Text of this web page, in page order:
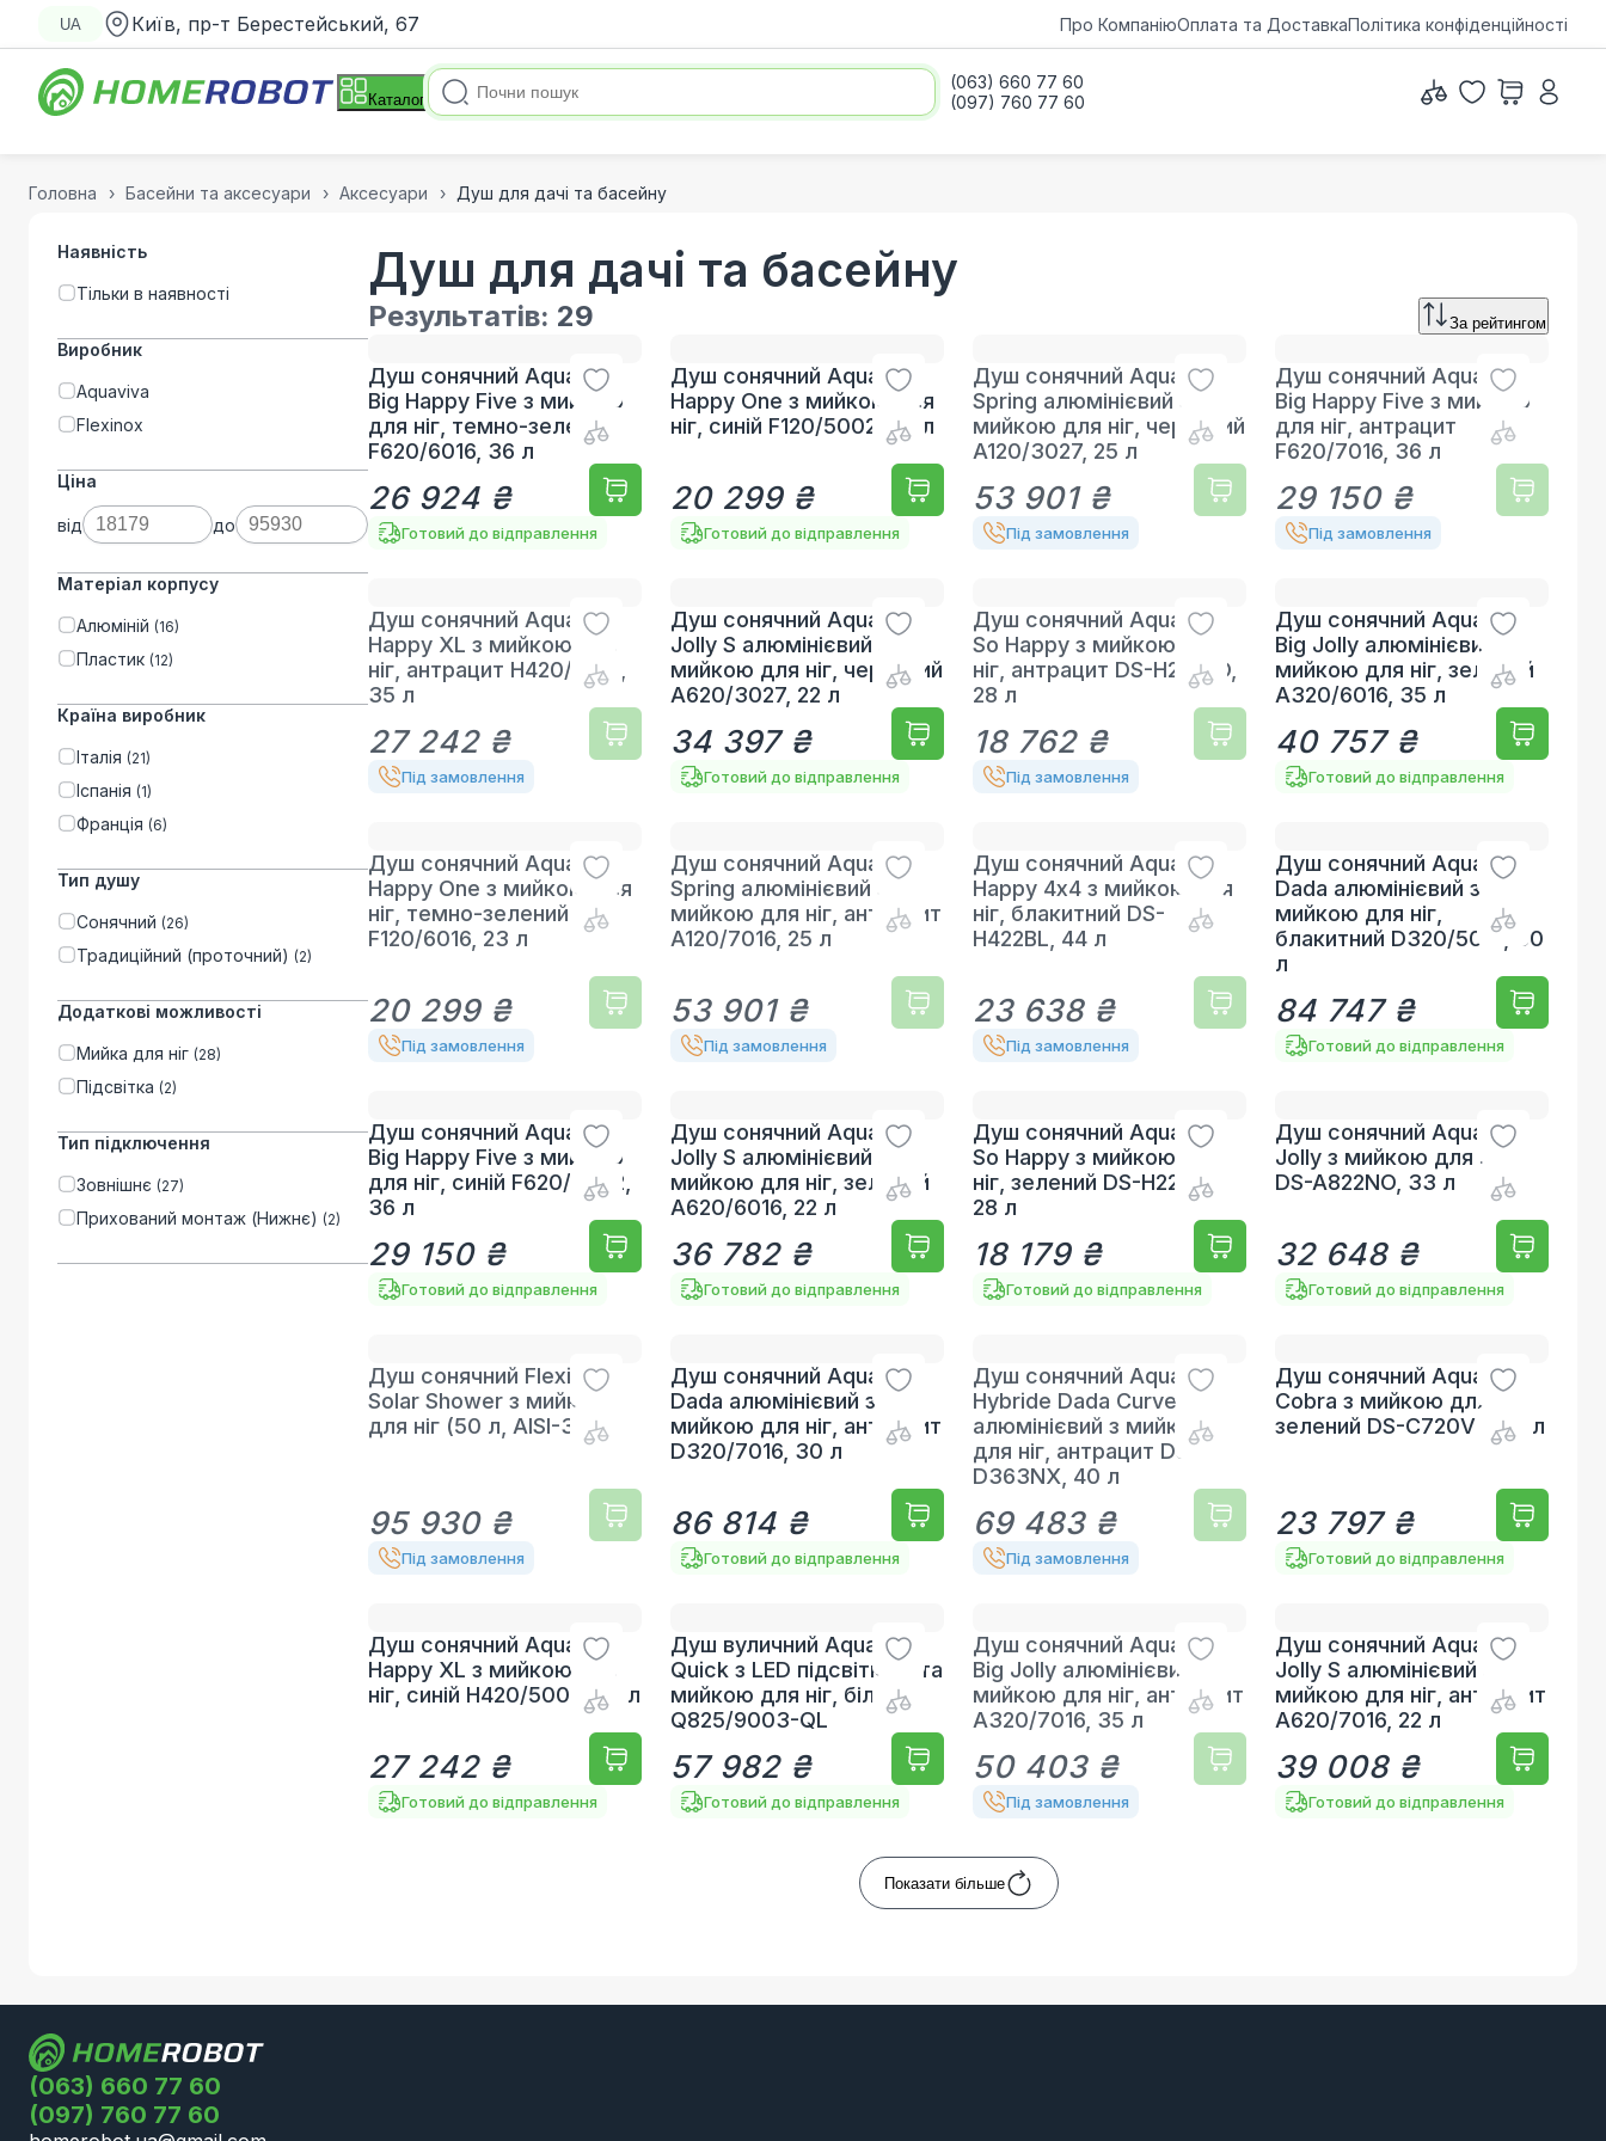
UA Київ, пр-т Берестейський, 67 Про КомпаніюОплата та ДоставкаПолітика конфіденційності
Каталог
(063) 660 77 60
(097) 760 77 60
Головна Басейни та аксесуари Аксесуари Душ для дачі та басейну
Наявність
Тільки в наявності
Виробник
Aquaviva
Flexinox
Ціна
від до
Матеріал корпусу
Алюміній (16)
Пластик (12)
Країна виробник
Італія (21)
Іспанія (1)
Франція (6)
Тип душу
Сонячний (26)
Традиційний (проточний) (2)
Додаткові можливості
Мийка для ніг (28)
Підсвітка (2)
Тип підключення
Зовнішнє (27)
Прихований монтаж (Нижнє) (2)
Душ для дачі та басейну
Результатів: 29 За рейтингом
Душ сонячний Aquaviva
Big Happy Five з мийкою
для ніг, темно-зелений
F620/6016, 36 л
26 924 ₴
Готовий до відправлення
Душ сонячний Aquaviva
Happy One з мийкою для
ніг, синій F120/5002, 23 л
20 299 ₴
Готовий до відправлення
Душ сонячний Aquaviva
Spring алюмінієвий з
мийкою для ніг, червоний
A120/3027, 25 л
53 901 ₴
Під замовлення
Душ сонячний Aquaviva
Big Happy Five з мийкою
для ніг, антрацит
F620/7016, 36 л
29 150 ₴
Під замовлення
Душ сонячний Aquaviva
Happy XL з мийкою для
ніг, антрацит H420/7016,
35 л
27 242 ₴
Під замовлення
Душ сонячний Aquaviva
Jolly S алюмінієвий з
мийкою для ніг, червоний
A620/3027, 22 л
34 397 ₴
Готовий до відправлення
Душ сонячний Aquaviva
So Happy з мийкою для
ніг, антрацит DS-H221NO,
28 л
18 762 ₴
Під замовлення
Душ сонячний Aquaviva
Big Jolly алюмінієвий з
мийкою для ніг, зелений
A320/6016, 35 л
40 757 ₴
Готовий до відправлення
Душ сонячний Aquaviva
Happy One з мийкою для
ніг, темно-зелений
F120/6016, 23 л
20 299 ₴
Під замовлення
Душ сонячний Aquaviva
Spring алюмінієвий з
мийкою для ніг, антрацит
A120/7016, 25 л
53 901 ₴
Під замовлення
Душ сонячний Aquaviva
Happy 4х4 з мийкою для
ніг, блакитний DS-
H422BL, 44 л
23 638 ₴
Під замовлення
Душ сонячний Aquaviva
Dada алюмінієвий з
мийкою для ніг,
блакитний D320/5012, 30
л
84 747 ₴
Готовий до відправлення
Душ сонячний Aquaviva
Big Happy Five з мийкою
для ніг, синій F620/5002,
36 л
29 150 ₴
Готовий до відправлення
Душ сонячний Aquaviva
Jolly S алюмінієвий з
мийкою для ніг, зелений
A620/6016, 22 л
36 782 ₴
Готовий до відправлення
Душ сонячний Aquaviva
So Happy з мийкою для
ніг, зелений DS-H221VE,
28 л
18 179 ₴
Готовий до відправлення
Душ сонячний Aquaviva
Jolly з мийкою для ніг
DS-A822NO, 33 л
32 648 ₴
Готовий до відправлення
Душ сонячний Flexinox
Solar Shower з мийкою
для ніг (50 л, AISI-316L)
95 930 ₴
Під замовлення
Душ сонячний Aquaviva
Dada алюмінієвий з
мийкою для ніг, антрацит
D320/7016, 30 л
86 814 ₴
Готовий до відправлення
Душ сонячний Aquaviva
Hybride Dada Curve
алюмінієвий з мийкою
для ніг, антрацит DS-
D363NX, 40 л
69 483 ₴
Під замовлення
Душ сонячний Aquaviva
Cobra з мийкою для ніг,
зелений DS-C720VE, 32 л
23 797 ₴
Готовий до відправлення
Душ сонячний Aquaviva
Happy XL з мийкою для
ніг, синій H420/5002, 35 л
27 242 ₴
Готовий до відправлення
Душ вуличний Aquaviva
Quick з LED підсвіткою та
мийкою для ніг, білий
Q825/9003-QL
57 982 ₴
Готовий до відправлення
Душ сонячний Aquaviva
Big Jolly алюмінієвий з
мийкою для ніг, антрацит
A320/7016, 35 л
50 403 ₴
Під замовлення
Душ сонячний Aquaviva
Jolly S алюмінієвий з
мийкою для ніг, антрацит
A620/7016, 22 л
39 008 ₴
Готовий до відправлення
Показати більше
(063) 660 77 60
(097) 760 77 60